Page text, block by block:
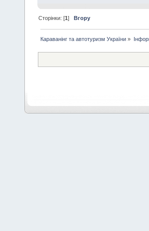
Сторінки: [1]Вгору
Караванінг та автотуризм України »